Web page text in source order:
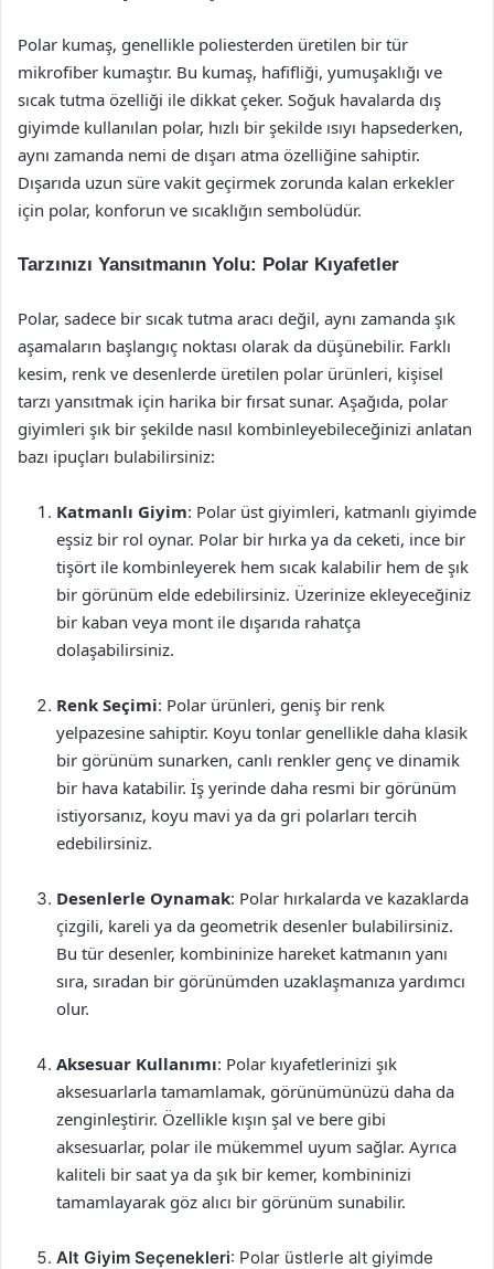
Polar kumaş, genellikle poliesterden üretilen bir tür
mikrofiber kumaştır. Bu kumaş, hafifliği, yumuşaklığı ve
sıcak tutma özelliği ile dikkat çeker. Soğuk havalarda dış
giyimde kullanılan polar, hızlı bir şekilde ısıyı hapsederken,
aynı zamanda nemi de dışarı atma özelliğine sahiptir.
Dışarıda uzun süre vakit geçirmek zorunda kalan erkekler
için polar, konforun ve sıcaklığın sembolüdür.
Tarzınızı Yansıtmanın Yolu: Polar Kıyafetler
Polar, sadece bir sıcak tutma aracı değil, aynı zamanda şık
aşamaların başlangıç noktası olarak da düşünebilir. Farklı
kesim, renk ve desenlerde üretilen polar ürünleri, kişisel
tarzı yansıtmak için harika bir fırsat sunar. Aşağıda, polar
giyimleri şık bir şekilde nasıl kombinleyebileceğinizi anlatan
bazı ipuçları bulabilirsiniz:
Katmanlı Giyim: Polar üst giyimleri, katmanlı giyimde
eşsiz bir rol oynar. Polar bir hırka ya da ceketi, ince bir
tişört ile kombinleyerek hem sıcak kalabilir hem de şık
bir görünüm elde edebilirsiniz. Üzerinize ekleyeceğiniz
bir kaban veya mont ile dışarıda rahatça
dolaşabilirsiniz.
Renk Seçimi: Polar ürünleri, geniş bir renk
yelpazesine sahiptir. Koyu tonlar genellikle daha klasik
bir görünüm sunarken, canlı renkler genç ve dinamik
bir hava katabilir. İş yerinde daha resmi bir görünüm
istiyorsanız, koyu mavi ya da gri polarları tercih
edebilirsiniz.
Desenlerle Oynamak: Polar hırkalarda ve kazaklarda
çizgili, kareli ya da geometrik desenler bulabilirsiniz.
Bu tür desenler, kombininize hareket katmanın yanı
sıra, sıradan bir görünümden uzaklaşmanıza yardımcı
olur.
Aksesuar Kullanımı: Polar kıyafetlerinizi şık
aksesuarlarla tamamlamak, görünümünüzü daha da
zenginleştirir. Özellikle kışın şal ve bere gibi
aksesuarlar, polar ile mükemmel uyum sağlar. Ayrıca
kaliteli bir saat ya da şık bir kemer, kombininizi
tamamlayarak göz alıcı bir görünüm sunabilir.
Alt Giyim Seçenekleri: Polar üstlerle alt giyimde